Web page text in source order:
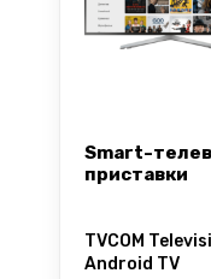
Smart-
приставки
TVCOM
Android TV